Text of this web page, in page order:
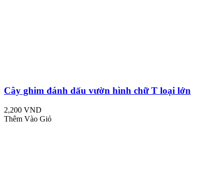
Cây ghim đánh dấu vườn hình chữ T loại lớn
2,200 VND
Thêm Vào Giỏ